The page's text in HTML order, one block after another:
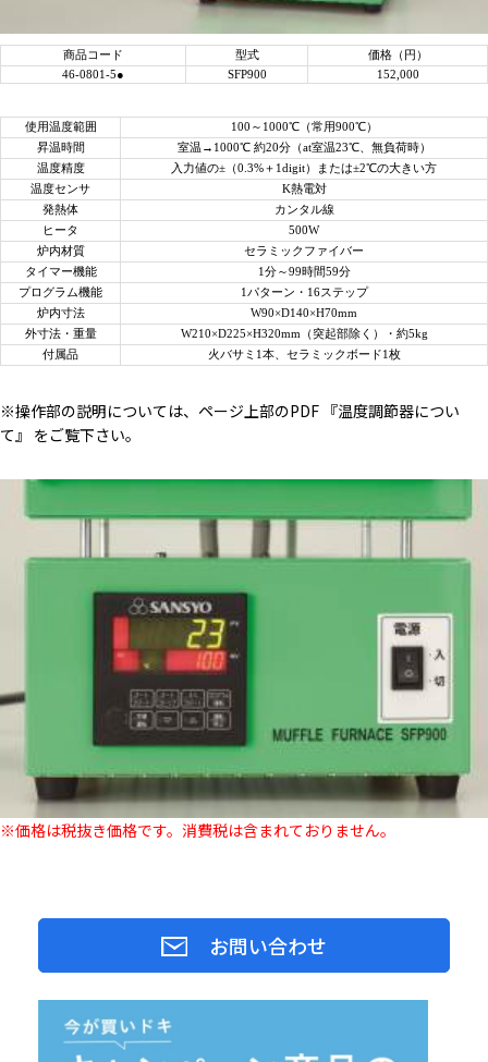
商品コード 型式
価格（円）
46-0801-5●
SFP900 152,000
使用温度範囲
100～1000℃（常用900℃）
昇温時間
室温→1000℃ 約20分（at室温23℃、無負荷時）
温度精度
入力値の±（0.3%＋1digit）または±2℃の大きい方
温度センサ
K熱電対
発熱体
カンタル線
ヒータ
500W
炉内材質
セラミックファイバー
タイマー機能
1分～99時間59分
プログラム機能
1パターン・16ステップ
炉内寸法
W90×D140×H70mm
外寸法・重量
W210×D225×H320mm（突起部除く）・約5kg
付属品
火バサミ1本、セラミックボード1枚
※操作部の説明については、ページ上部のPDF 『温度調節器につい
て』 をご覧下さい。
※価格は税抜き価格です。消費税は含まれておりません。
お問い合わせ